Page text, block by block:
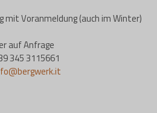
mit Voranmeldung (auch im Winter)
auf Anfrage
345 3115661